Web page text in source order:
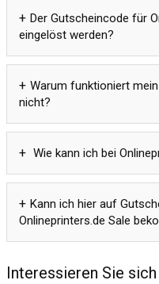
Der Gutscheincode für
eingelöst werden?
Warum funktioniert
nicht?
Wie kann ich bei
Kann ich hier auf
Onlineprinters.de Sale
Interessieren Sie